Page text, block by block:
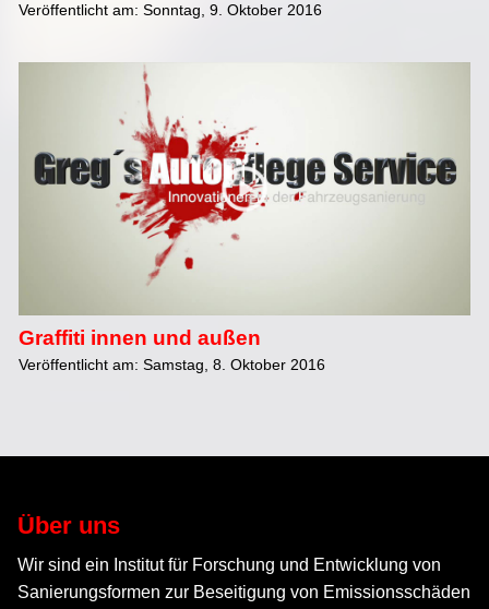
Veröffentlicht am: Sonntag, 9. Oktober 2016
Graffiti innen und außen
Veröffentlicht am: Samstag, 8. Oktober 2016
Über uns
Wir sind ein Institut für Forschung und Entwicklung von
Sanierungsformen zur Beseitigung von Emissionsschäden